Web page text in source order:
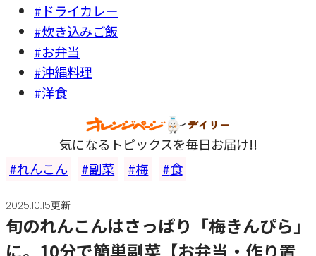
#ドライカレー
#炊き込みご飯
#お弁当
#沖縄料理
#洋食
気になるトピックスを毎日お届け!!
れんこん
副菜 梅 食
2025.10.15更新
旬のれんこんはさっぱり「梅きんぴら」
に。10分で簡単副菜【お弁当・作り置